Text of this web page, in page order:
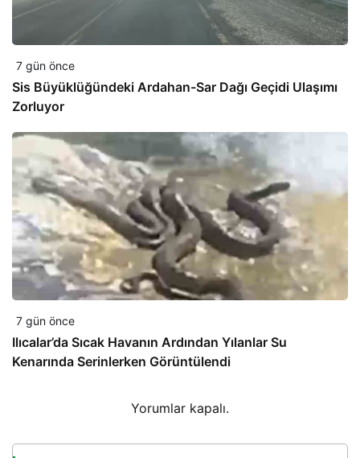
7 gün önce
Sis Büyüklüğündeki Ardahan-Sar Dağı Geçidi Ulaşımı
Zorluyor
7 gün önce
Ilıcalar’da Sıcak Havanın Ardından Yılanlar Su
Kenarında Serinlerken Görüntülendi
Yorumlar kapalı.